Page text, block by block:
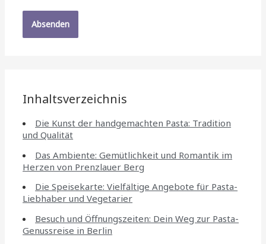
Inhaltsverzeichnis
Die Kunst der handgemachten Pasta: Tradition
und Qualität
Das Ambiente: Gemütlichkeit und Romantik im
Herzen von Prenzlauer Berg
Die Speisekarte: Vielfältige Angebote für Pasta-
Liebhaber und Vegetarier
Besuch und Öffnungszeiten: Dein Weg zur Pasta-
Genussreise in Berlin